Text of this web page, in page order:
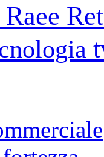
Raee